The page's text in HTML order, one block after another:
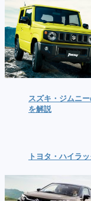
スズキ・ジムニ
を解説
トヨタ・ハイラ